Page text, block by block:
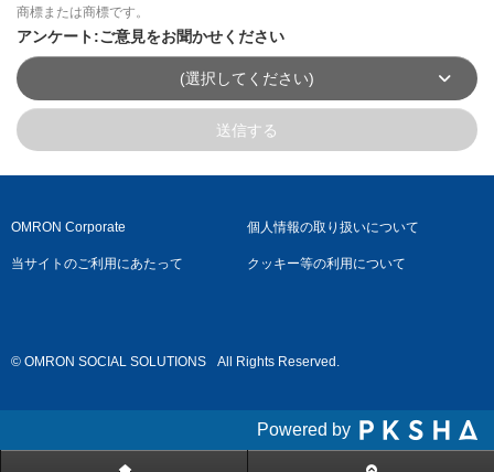
商標または商標です。
アンケート:ご意見をお聞かせください
(選択してください)
送信する
OMRON Corporate 個人情報の取り扱いについて
当サイトのご利用にあたって クッキー等の利用について
© OMRON SOCIAL SOLUTIONS All Rights Reserved.
Powered by